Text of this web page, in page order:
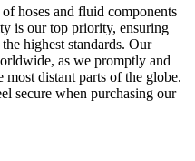
hoses and fluid components
is our top priority, ensuring
highest standards. Our
as we promptly and
distant parts of the globe.
secure when purchasing our